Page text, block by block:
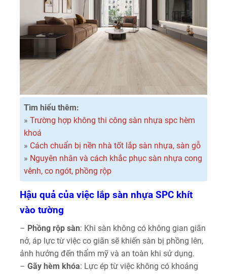
Tìm hiểu thêm:
» Trường hợp không thi công sàn nhựa spc hèm
khoá
» Cách chuẩn bị nền nhà tốt lắp sàn nhựa, sàn gỗ
» Nguyên nhân và cách khắc phục sàn nhựa cong
vênh, co ngót, phồng rộp
Hậu quả của việc lắp sàn nhựa SPC khít
vào tường
– Phồng rộp sàn: Khi sàn không có không gian giãn
nở, áp lực từ việc co giãn sẽ khiến sàn bị phồng lên,
ảnh hưởng đến thẩm mỹ và an toàn khi sử dụng.
– Gãy hèm khóa: Lực ép từ việc không có khoảng